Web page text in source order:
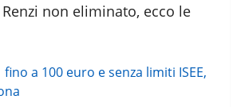
non eliminato, ecco le